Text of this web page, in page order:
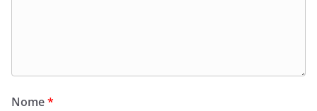
Nome*